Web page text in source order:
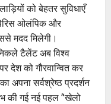
को बेहतर सुविधाएँ
ओलंपिक और
मदद मिलेगी।
टैलेंट अब विश्व
देश को गौरवान्वित कर
अपना सर्वश्रेष्ठ प्रदर्शन
की गई नई पहल ’‘खेलो